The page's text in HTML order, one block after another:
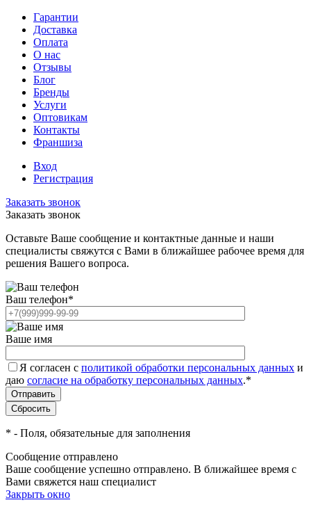
Гарантии
Доставка
Оплата
О нас
Отзывы
Блог
Бренды
Услуги
Оптовикам
Контакты
Франшиза
Вход
Регистрация
Заказать звонок
Заказать звонок
Оставьте Ваше сообщение и контактные данные и наши
специалисты свяжутся с Вами в ближайшее рабочее время для
решения Вашего вопроса.
Ваш телефон*
Ваше имя
Я согласен с политикой обработки персональных данных и
даю согласие на обработку персональных данных.*
* - Поля, обязательные для заполнения
Сообщение отправлено
Ваше сообщение успешно отправлено. В ближайшее время с
Вами свяжется наш специалист
Закрыть окно